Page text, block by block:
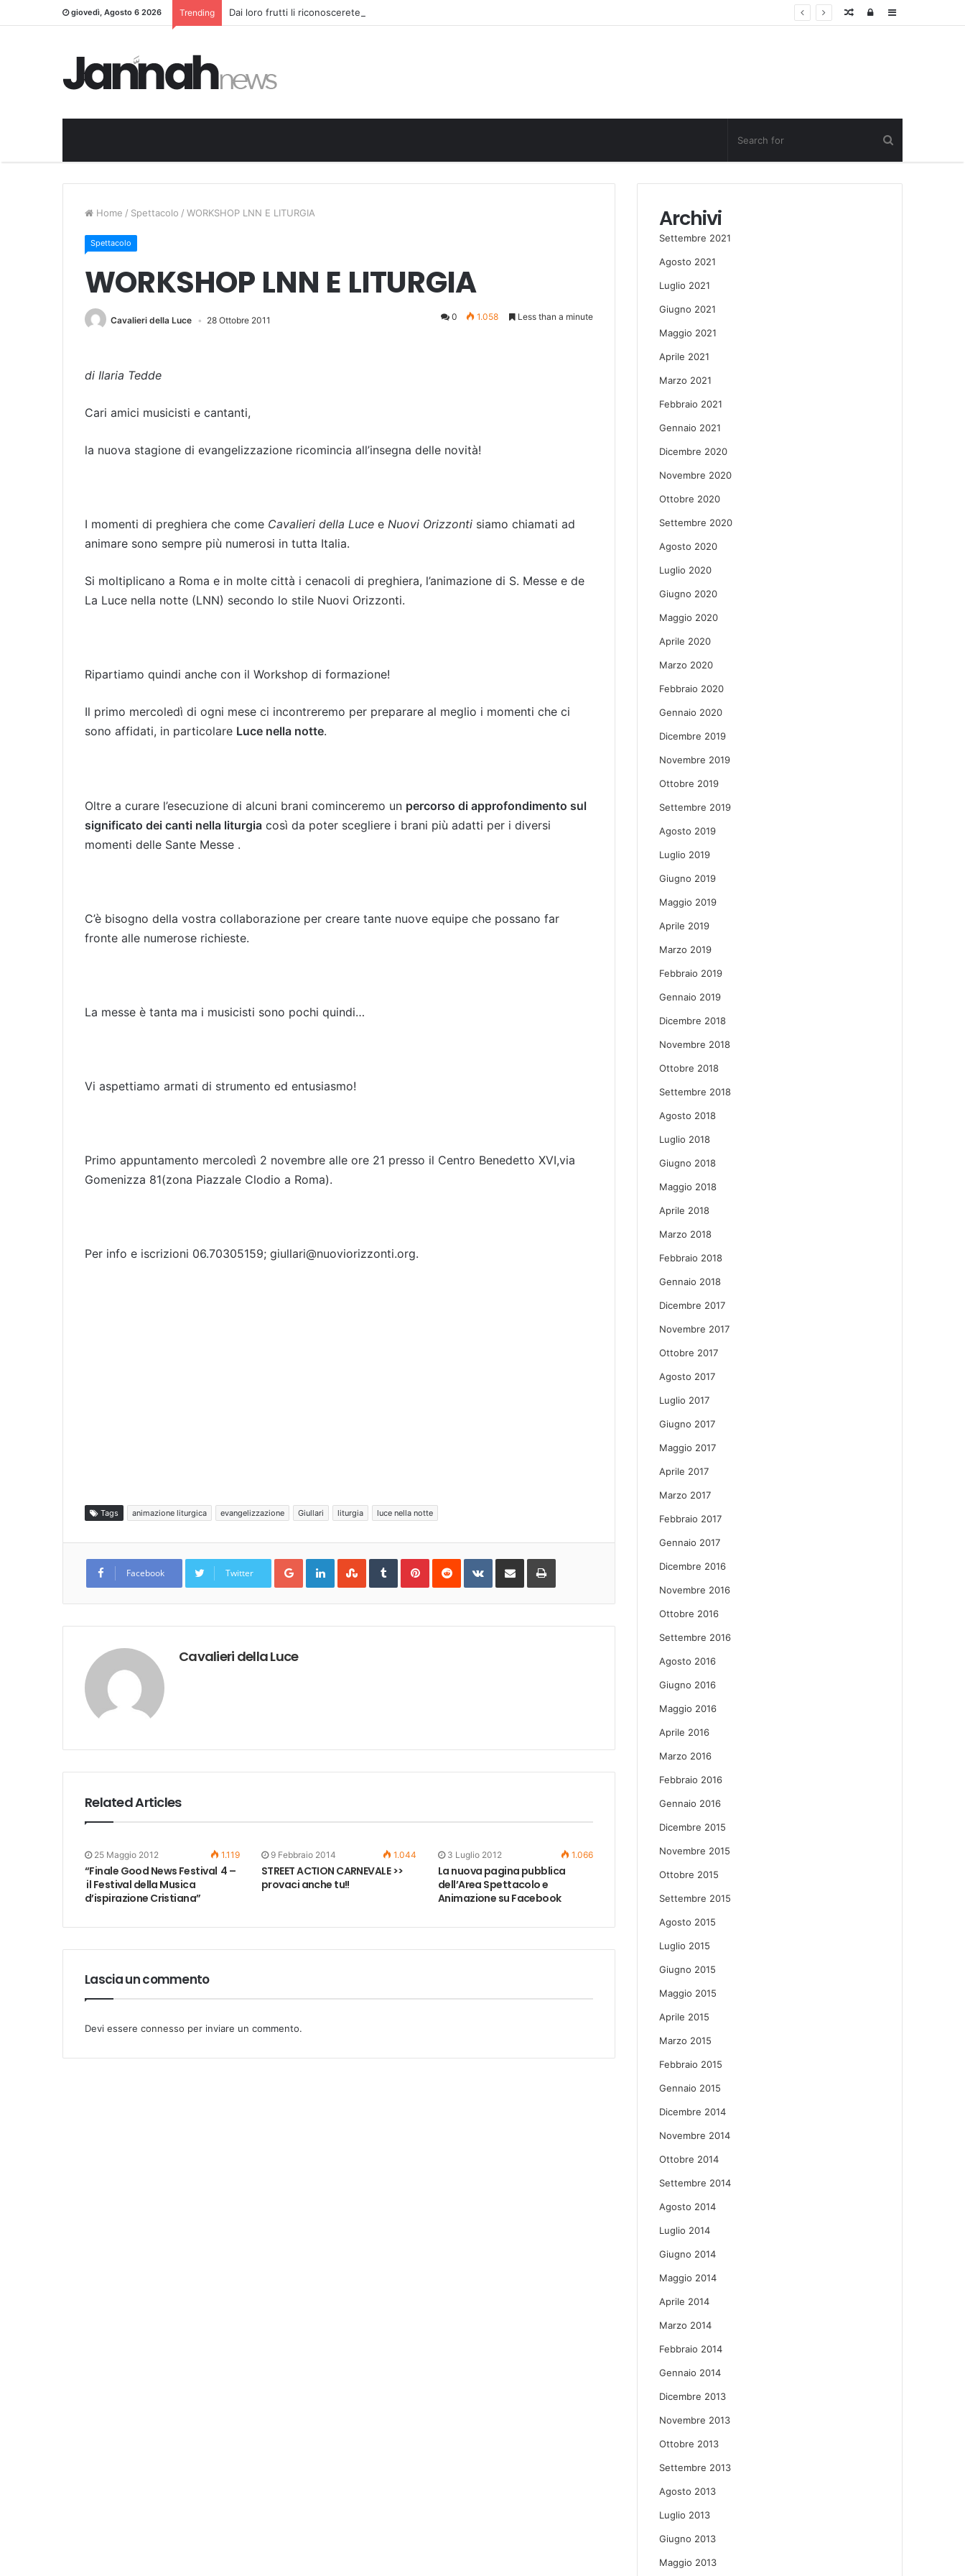
giovedì, Agosto 6 2026 Trending Dai loro frutti li riconoscerete Sidebar
Log
Random
Home / Spettacolo / WORKSHOP LNN E LITURGIA
Spettacolo
WORKSHOP LNN E LITURGIA
Cavalieri della Luce 28 Ottobre 2011 0 1.058 Less than a minute
di Ilaria Tedde
Cari amici musicisti e cantanti,
la nuova stagione di evangelizzazione ricomincia all’insegna delle novità!
I momenti di preghiera che come Cavalieri della Luce e Nuovi Orizzonti siamo chiamati ad
animare sono sempre più numerosi in tutta Italia.
Si moltiplicano a Roma e in molte città i cenacoli di preghiera, l’animazione di S. Messe e de
La Luce nella notte (LNN) secondo lo stile Nuovi Orizzonti.
Ripartiamo quindi anche con il Workshop di formazione!
Il primo mercoledì di ogni mese ci incontreremo per preparare al meglio i momenti che ci
sono affidati, in particolare Luce nella notte.
Oltre a curare l’esecuzione di alcuni brani cominceremo un percorso di approfondimento sul
significato dei canti nella liturgia così da poter scegliere i brani più adatti per i diversi
momenti delle Sante Messe .
C’è bisogno della vostra collaborazione per creare tante nuove equipe che possano far
fronte alle numerose richieste.
La messe è tanta ma i musicisti sono pochi quindi…
Vi aspettiamo armati di strumento ed entusiasmo!
Primo appuntamento mercoledì 2 novembre alle ore 21 presso il Centro Benedetto XVI,via
Gomenizza 81(zona Piazzale Clodio a Roma).
Per info e iscrizioni 06.70305159; giullari@nuoviorizzonti.org.
Tags animazione liturgica evangelizzazione Giullari liturgia luce nella notte
Facebook Twitter
Google+LinkedInStumbleUpon
TumblrPinterestReddit VKontakteShare
Email
Print
Cavalieri della Luce
Related Articles
25 Maggio 2012 1.119
“Finale Good News Festival 4 –
il Festival della Musica
d’ispirazione Cristiana”
9 Febbraio 2014 1.044
STREET ACTION CARNEVALE >>
provaci anche tu!!
3 Luglio 2012 1.066
La nuova pagina pubblica
dell’Area Spettacolo e
Animazione su Facebook
Lascia un commento
Devi essere connesso per inviare un commento.
Archivi
Settembre 2021
Agosto 2021
Luglio 2021
Giugno 2021
Maggio 2021
Aprile 2021
Marzo 2021
Febbraio 2021
Gennaio 2021
Dicembre 2020
Novembre 2020
Ottobre 2020
Settembre 2020
Agosto 2020
Luglio 2020
Giugno 2020
Maggio 2020
Aprile 2020
Marzo 2020
Febbraio 2020
Gennaio 2020
Dicembre 2019
Novembre 2019
Ottobre 2019
Settembre 2019
Agosto 2019
Luglio 2019
Giugno 2019
Maggio 2019
Aprile 2019
Marzo 2019
Febbraio 2019
Gennaio 2019
Dicembre 2018
Novembre 2018
Ottobre 2018
Settembre 2018
Agosto 2018
Luglio 2018
Giugno 2018
Maggio 2018
Aprile 2018
Marzo 2018
Febbraio 2018
Gennaio 2018
Dicembre 2017
Novembre 2017
Ottobre 2017
Agosto 2017
Luglio 2017
Giugno 2017
Maggio 2017
Aprile 2017
Marzo 2017
Febbraio 2017
Gennaio 2017
Dicembre 2016
Novembre 2016
Ottobre 2016
Settembre 2016
Agosto 2016
Giugno 2016
Maggio 2016
Aprile 2016
Marzo 2016
Febbraio 2016
Gennaio 2016
Dicembre 2015
Novembre 2015
Ottobre 2015
Settembre 2015
Agosto 2015
Luglio 2015
Giugno 2015
Maggio 2015
Aprile 2015
Marzo 2015
Febbraio 2015
Gennaio 2015
Dicembre 2014
Novembre 2014
Ottobre 2014
Settembre 2014
Agosto 2014
Luglio 2014
Giugno 2014
Maggio 2014
Aprile 2014
Marzo 2014
Febbraio 2014
Gennaio 2014
Dicembre 2013
Novembre 2013
Ottobre 2013
Settembre 2013
Agosto 2013
Luglio 2013
Giugno 2013
Maggio 2013